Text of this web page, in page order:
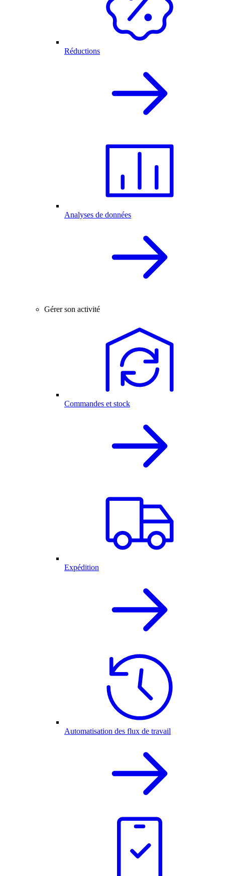
Réductions
Analyses de données
Gérer son activité
Commandes et stock
Expédition
Automatisation des flux de travail